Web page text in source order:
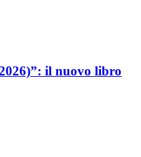
il nuovo libro